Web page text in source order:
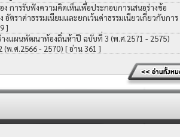
การรับฟังความคิดเห็นเพื่อประกอบการเสนอร่างข้อ
ตราค่าธรรมเนียมและยกเว้นค่าธรรมเนียวเกี่ยวกับการ
]
แผนพัฒนาท้องถิ่นห้าปี ฉบับที่ 3 (พ.ศ.2571 - 2575)
.ศ.2566 - 2570) [ อ่าน 361 ]